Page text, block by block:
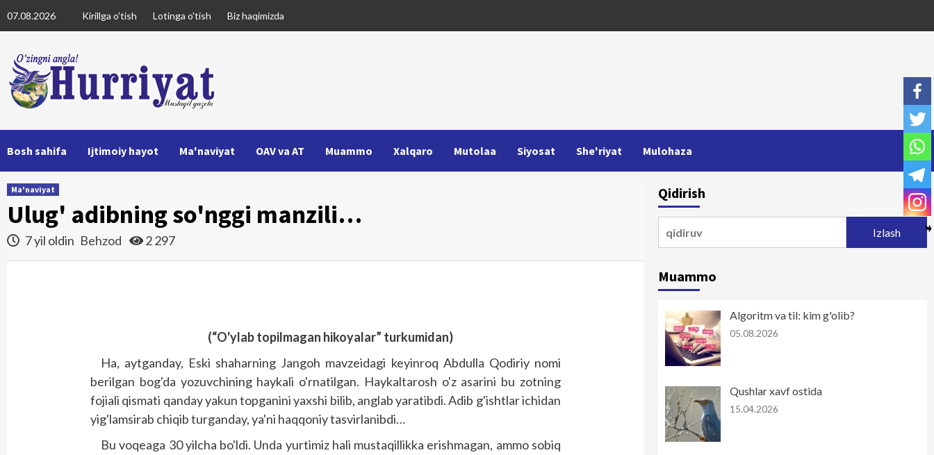
to
07.08.2026 Kirillga o'tish Lotinga o'tish Biz haqimizda
Bosh sahifa Ijtimoiy hayot Ma'naviyat OAV va AT Muammo Xalqaro Mutolaa Siyosat She'riyat Mulohaza
Ma'naviyat
Ulug' adibning so'nggi manzili…
7 yil oldin Behzod 2 297
(“O'ylab topilmagan hikoyalar” turkumidan)
Ha, aytganday, Eski shaharning Jangoh mavzeidagi keyinroq Abdulla Qodiriy nomi
berilgan bog'da yozuvchining haykali o'rnatilgan. Haykaltarosh o'z asarini bu zotning
fojiali qismati qanday yakun topganini yaxshi bilib, anglab yaratibdi. Adib g'ishtlar ichidan
yig'lamsirab chiqib turganday, ya'ni haqqoniy tasvirlanibdi…
Bu voqeaga 30 yilcha bo'ldi. Unda yurtimiz hali mustaqillikka erishmagan, ammo sobiq
Qidirish
Muammo
Algoritm va til: kim g'olib?
05.08.2026
Qushlar xavf ostida
15.04.2026